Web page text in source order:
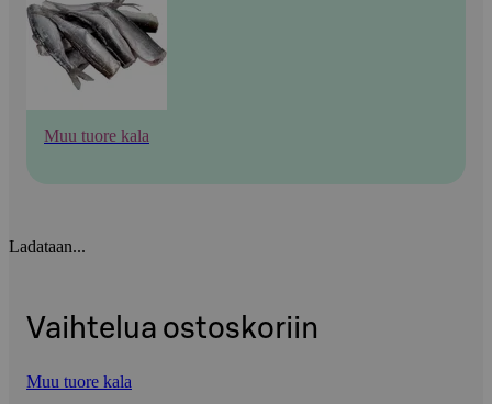
Muu tuore kala
Ladataan...
Vaihtelua ostoskoriin
Muu tuore kala